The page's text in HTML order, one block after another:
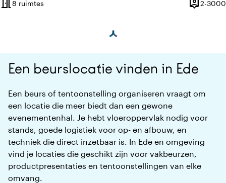
meeting_room8 ruimtes person_pin2-3000
Een beurslocatie vinden in Ede
Een beurs of tentoonstelling organiseren vraagt om
een locatie die meer biedt dan een gewone
evenementenhal. Je hebt vloeroppervlak nodig voor
stands, goede logistiek voor op- en afbouw, en
techniek die direct inzetbaar is. In Ede en omgeving
vind je locaties die geschikt zijn voor vakbeurzen,
productpresentaties en tentoonstellingen van elke
omvang.